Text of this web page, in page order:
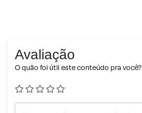
Avaliação
O quão foi útil este conteúdo pra você?